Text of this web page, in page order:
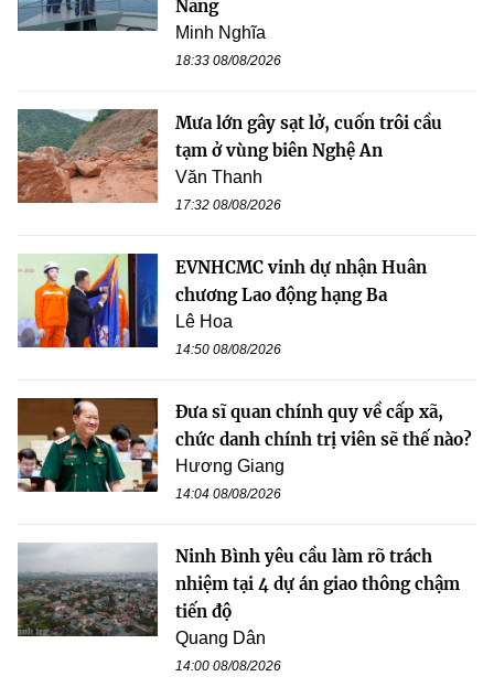
Nẵng
Minh Nghĩa
18:33 08/08/2026
Mưa lớn gây sạt lở, cuốn trôi cầu
tạm ở vùng biên Nghệ An
Văn Thanh
17:32 08/08/2026
EVNHCMC vinh dự nhận Huân
chương Lao động hạng Ba
Lê Hoa
14:50 08/08/2026
Đưa sĩ quan chính quy về cấp xã,
chức danh chính trị viên sẽ thế nào?
Hương Giang
14:04 08/08/2026
Ninh Bình yêu cầu làm rõ trách
nhiệm tại 4 dự án giao thông chậm
tiến độ
Quang Dân
14:00 08/08/2026